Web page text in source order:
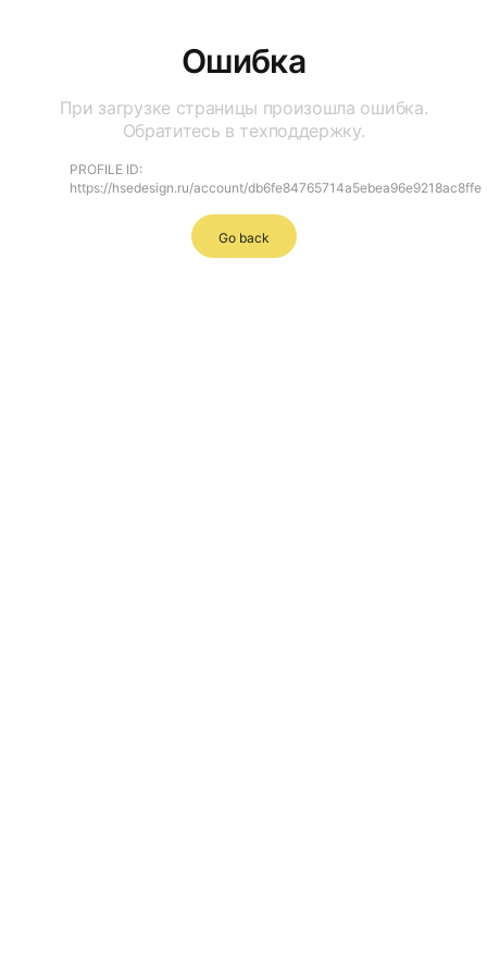
Ошибка
При загрузке страницы произошла ошибка.
Обратитесь в техподдержку.
PROFILE ID:
https://hsedesign.ru/account/db6fe84765714a5ebea96e9218ac8ffe
Go back